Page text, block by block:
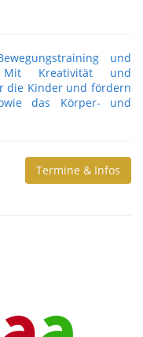
und
Mit Kreativität und
die Kinder und fördern
das Körper- und
Termine & Infos